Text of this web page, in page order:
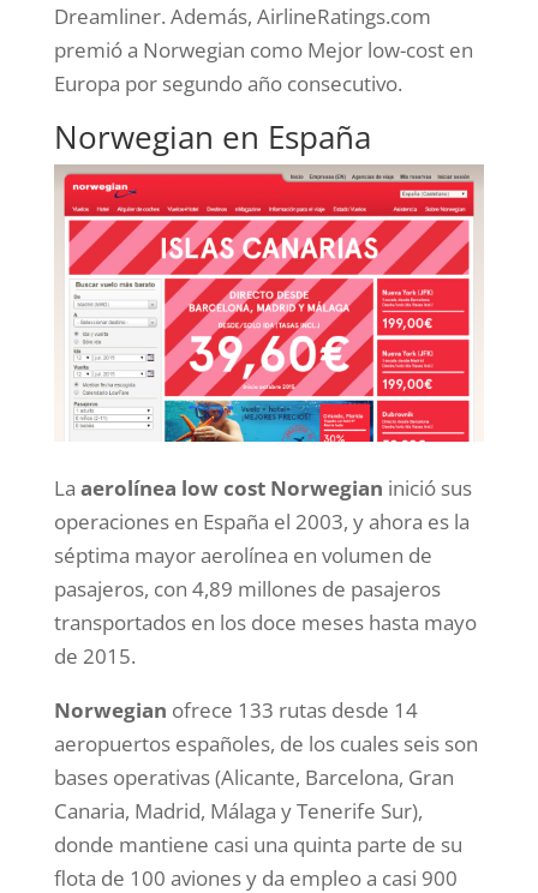
Dreamliner. Además, AirlineRatings.com
premió a Norwegian como Mejor low-cost en
Europa por segundo año consecutivo.
Norwegian en España
La aerolínea low cost Norwegian inició sus
operaciones en España el 2003, y ahora es la
séptima mayor aerolínea en volumen de
pasajeros, con 4,89 millones de pasajeros
transportados en los doce meses hasta mayo
de 2015.
Norwegian ofrece 133 rutas desde 14
aeropuertos españoles, de los cuales seis son
bases operativas (Alicante, Barcelona, Gran
Canaria, Madrid, Málaga y Tenerife Sur),
donde mantiene casi una quinta parte de su
flota de 100 aviones y da empleo a casi 900